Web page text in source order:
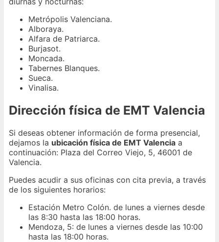
Metrópolis Valenciana.
Alboraya.
Alfara de Patriarca.
Burjasot.
Moncada.
Tabernes Blanques.
Sueca.
Vinalisa.
Dirección física de EMT Valencia
Si deseas obtener información de forma presencial,
dejamos la ubicación física de EMT Valencia a
continuación: Plaza del Correo Viejo, 5, 46001 de
Valencia.
Puedes acudir a sus oficinas con cita previa, a través
de los siguientes horarios:
Estación Metro Colón. de lunes a viernes desde
las 8:30 hasta las 18:00 horas.
Mendoza, 5: de lunes a viernes desde las 10:00
hasta las 18:00 horas.